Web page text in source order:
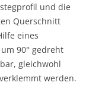
und die
Querschnitt
eines
90° gedreht
gleichwohl
werden.